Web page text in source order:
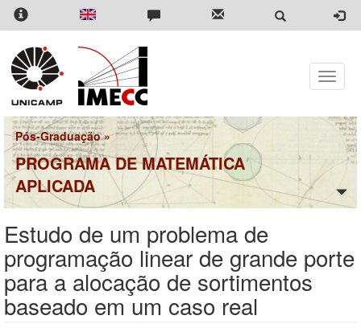
Pular
para
conteúdo
principal
Toggle
Pós-Graduação»
PROGRAMA DE MATEMÁTICA
APLICADA
Estudo de um problema de
programação linear de grande porte
para a alocação de sortimentos
baseado em um caso real